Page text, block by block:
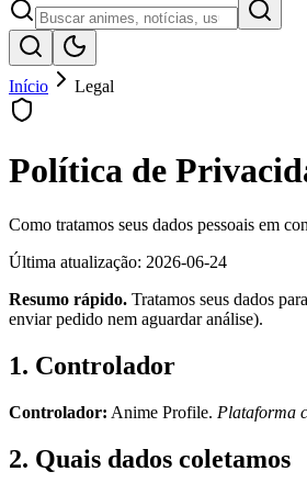
Início Legal
Política de
Como tratamos seus dados pessoais em
Última atualização: 2026-06-24
Resumo rápido. Tratamos seus dados
enviar pedido nem aguardar análise).
1. Controlador
Controlador: Anime Profile. Plataforma
2. Quais dados coletamos